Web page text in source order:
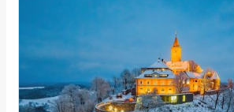
About
Urban